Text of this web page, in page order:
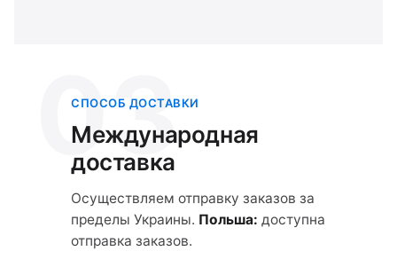
03
СПОСОБ ДОСТАВКИ
Международная
доставка
Осуществляем отправку заказов за
пределы Украины. Польша: доступна
отправка заказов.